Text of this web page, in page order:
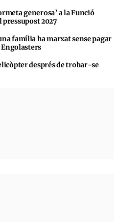
generosa’ a la Funció
pressupost 2027
família ha marxat sense pagar
després de trobar-se